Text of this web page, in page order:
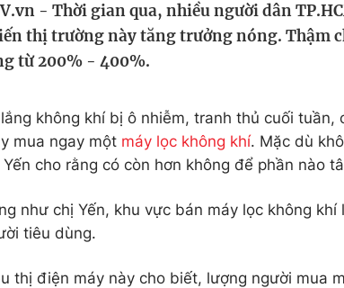
Chất lượng cuộc sống
- Thời gian qua, nhiều người dân
thị trường này tăng trưởng nóng. Thậm
từ 200% - 400%.
không khí bị ô nhiễm, tranh thủ cuối tuần,
mua ngay một máy lọc không khí. Mặc dù
Yến cho rằng có còn hơn không để phần nào
như chị Yến, khu vực bán máy lọc không
tiêu dùng.
thị điện máy này cho biết, lượng người mua